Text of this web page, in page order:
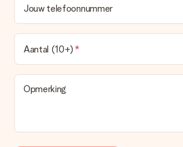
Jouw telefoonnummer
Aantal (10+)
Opmerking